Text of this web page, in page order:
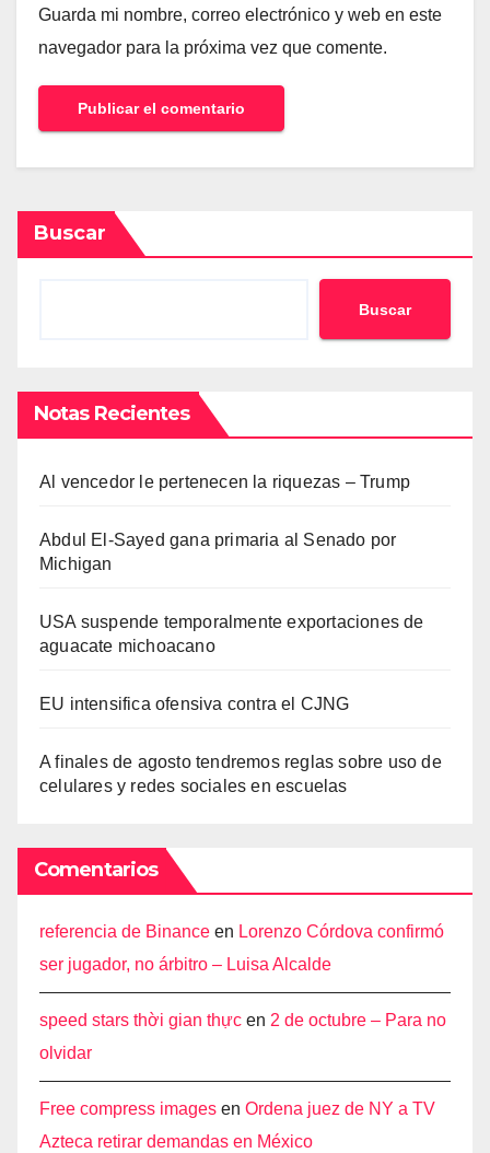
Guarda mi nombre, correo electrónico y web en este
navegador para la próxima vez que comente.
Buscar
Buscar
Notas Recientes
Al vencedor le pertenecen la riquezas – Trump
Abdul El-Sayed gana primaria al Senado por
Michigan
USA suspende temporalmente exportaciones de
aguacate michoacano
EU intensifica ofensiva contra el CJNG
A finales de agosto tendremos reglas sobre uso de
celulares y redes sociales en escuelas
Comentarios
referencia de Binance en Lorenzo Córdova confirmó
ser jugador, no árbitro – Luisa Alcalde
speed stars thời gian thực en 2 de octubre – Para no
olvidar
Free compress images en Ordena juez de NY a TV
Azteca retirar demandas en México